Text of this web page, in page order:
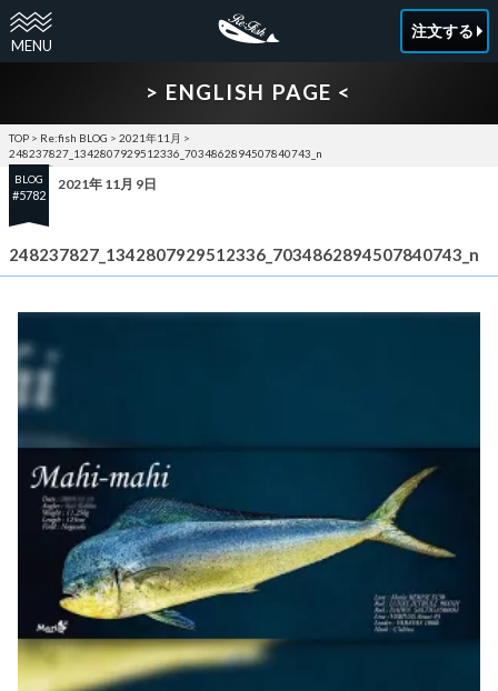
注文する
> ENGLISH PAGE <
TOP > Re:fish BLOG > 2021年11月 >
248237827_1342807929512336_7034862894507840743_n
BLOG
#5782
2021年 11月 9日
248237827_1342807929512336_7034862894507840743_n